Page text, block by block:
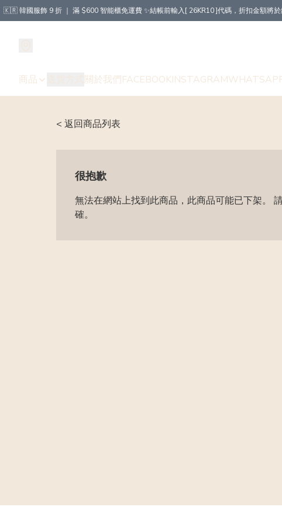
🇰🇷 韓國服飾 9 折 ｜ 滿 $600 智能櫃免運費 ✨結帳前輸入[ 26KR10 ]代碼，折扣金額將
商品 關於我們FACEBOOKINSTAGRAM
< 返回商品列表
很抱歉
無法在網站上找到此商品，此商品可能已下架。
確。